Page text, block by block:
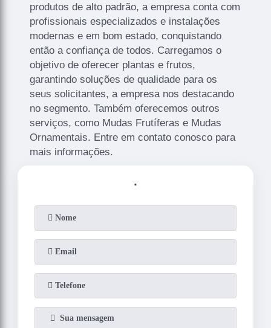
produtos de alto padrão, a empresa conta com
profissionais especializados e instalações
modernas e em bom estado, conquistando
então a confiança de todos. Carregamos o
objetivo de oferecer plantas e frutos,
garantindo soluções de qualidade para os
seus solicitantes, a empresa nos destacando
no segmento. Também oferecemos outros
serviços, como Mudas Frutíferas e Mudas
Ornamentais. Entre em contato conosco para
mais informações.
.